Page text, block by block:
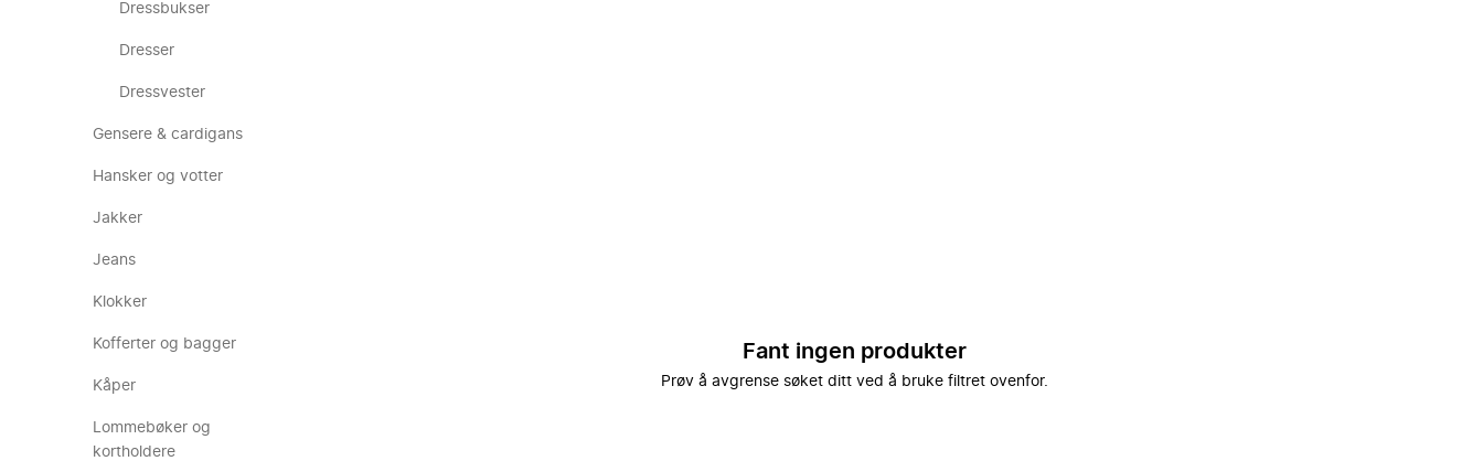
Dressbukser
Dresser
Dressvester
Gensere & cardigans
Hansker og votter
Jakker
Jeans
Klokker
Kofferter og bagger
Kåper
Lommebøker og
kortholdere
Fant ingen produkter
Prøv å avgrense søket ditt ved å bruke filtret ovenfor.